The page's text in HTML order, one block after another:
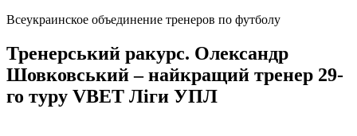
Всеукраинское объединение тренеров по футболу
Тренерський ракурс. Олександр
Шовковський – найкращий тренер 29-
го туру VBET Ліги УПЛ